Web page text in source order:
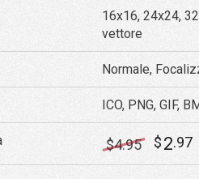
16x16, 24x24,
vettore
Normale,
ICO, PNG, GIF,
$4.95 $2.97